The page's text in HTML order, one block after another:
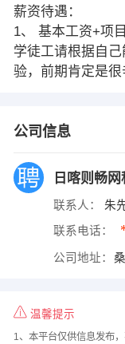
薪资待遇：
1、 基本工资+项
学徒工请根据自
验，前期肯定是很
公司信息
日喀则畅
联系人： 朱
联系电话：
公司地址：
温馨提示
1、本平台仅供信息发布